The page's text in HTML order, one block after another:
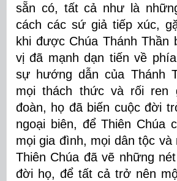
sẵn có, tất cả như là
cách các sứ giả tiếp xúc,
khi được Chúa Thánh Thần
vị đã mạnh dạn tiến về
sự hướng dẫn của Thánh
mọi thách thức và rối ren
đoàn, họ đã biến cuộc đời
ngoại biên, để Thiên Chúa
mọi gia đình, mọi dân tộc và
Thiên Chúa đã vẽ những
đời họ, để tất cả trở nên